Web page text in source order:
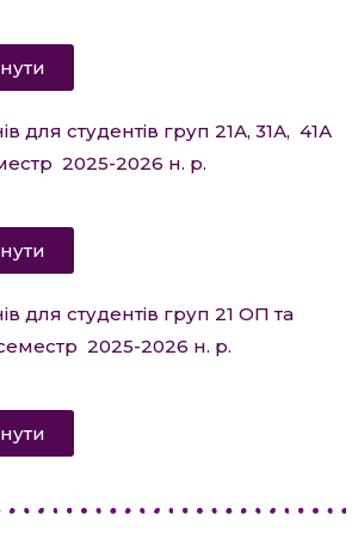
для студентів груп 21А, 31А, 41А
2025-2026 н. р.
для студентів груп 21 ОП та
2025-2026 н. р.